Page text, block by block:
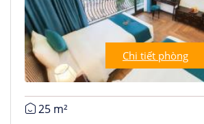
Chi tiết phòng
25 m²